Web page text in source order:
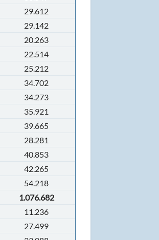
29.612
29.142
20.263
22.514
25.212
34.702
34.273
35.921
39.665
28.281
40.853
42.265
54.218
1.076.682
11.236
27.499